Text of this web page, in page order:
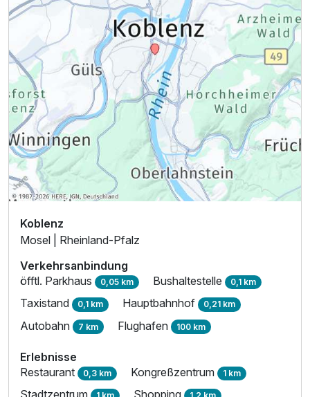
Koblenz
Mosel | Rheinland-Pfalz
Verkehrsanbindung
öfftl. Parkhaus 0,05 km Bushaltestelle 0,1 km
Taxistand 0,1 km Hauptbahnhof 0,21 km
Autobahn 7 km Flughafen 100 km
Erlebnisse
Restaurant 0,3 km Kongreßzentrum 1 km
Stadtzentrum Shopping